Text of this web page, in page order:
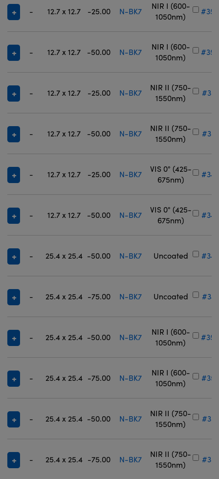
- 12.7 x 12.7 -25.00 N-BK7
NIR I (600-
1050nm)
- 12.7 x 12.7 -50.00 N-BK7
NIR I (600-
1050nm)
- 12.7 x 12.7 -25.00 N-BK7
NIR II (750-
1550nm)
- 12.7 x 12.7 -50.00 N-BK7
NIR II (750-
1550nm)
- 12.7 x 12.7 -25.00 N-BK7
VIS 0° (425-
675nm)
- 12.7 x 12.7 -50.00 N-BK7
VIS 0° (425-
675nm)
- 25.4 x 25.4 -50.00 N-BK7 Uncoated
- 25.4 x 25.4 -75.00 N-BK7 Uncoated
- 25.4 x 25.4 -50.00 N-BK7
NIR I (600-
1050nm)
- 25.4 x 25.4 -75.00 N-BK7
NIR I (600-
1050nm)
- 25.4 x 25.4 -50.00 N-BK7
NIR II (750-
1550nm)
- 25.4 x 25.4 -75.00 N-BK7
NIR II (750-
1550nm)